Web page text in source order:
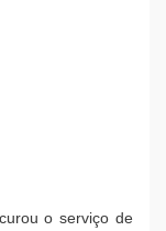
o serviço de